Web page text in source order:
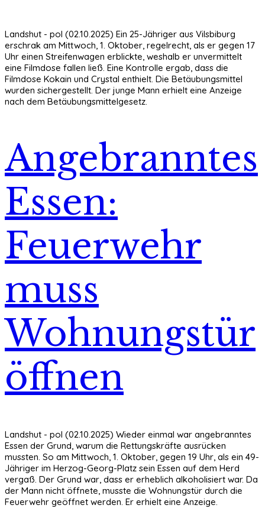
Landshut - pol (02.10.2025) Ein 25-Jähriger aus Vilsbiburg
erschrak am Mittwoch, 1. Oktober, regelrecht, als er gegen 17
Uhr einen Streifenwagen erblickte, weshalb er unvermittelt
eine Filmdose fallen ließ. Eine Kontrolle ergab, dass die
Filmdose Kokain und Crystal enthielt. Die Betäubungsmittel
wurden sichergestellt. Der junge Mann erhielt eine Anzeige
nach dem Betäubungsmittelgesetz.
Angebranntes
Essen:
Feuerwehr
muss
Wohnungstür
öffnen
Landshut - pol (02.10.2025) Wieder einmal war angebranntes
Essen der Grund, warum die Rettungskräfte ausrücken
mussten. So am Mittwoch, 1. Oktober, gegen 19 Uhr, als ein 49-
Jähriger im Herzog-Georg-Platz sein Essen auf dem Herd
vergaß. Der Grund war, dass er erheblich alkoholisiert war. Da
der Mann nicht öffnete, musste die Wohnungstür durch die
Feuerwehr geöffnet werden. Er erhielt eine Anzeige.